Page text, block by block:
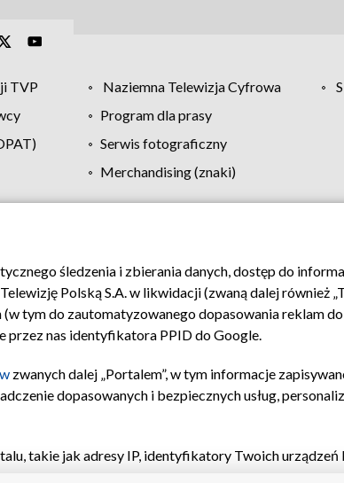
TVP Naziemna Telewizja Cyfrowa
Program dla prasy
Serwis fotograficzny
Merchandising (znaki)
Pomoc Biuro reklamy Kontakt
śledzenia i zbierania danych, dostęp do
Polską S.A. w likwidacji (zwaną dalej również
(w tym do zautomatyzowanego dopasowania reklam
przez nas identyfikatora PPID do Google.
zwanych dalej „Portalem”, w tym informacje
dopasowanych i bezpiecznych usług,
takie jak adresy IP, identyfikatory Twoich